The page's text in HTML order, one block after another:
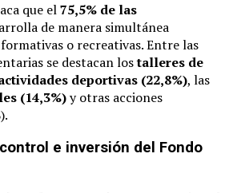
que el75,5% de las
de manera simultánea
o recreativas. Entre las
se destacan lostalleres de
deportivas (22,8%), las
(14,3%)y otras acciones
e inversión del Fondo